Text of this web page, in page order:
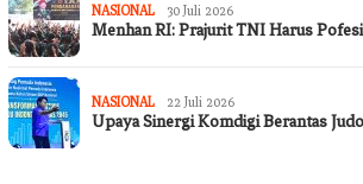
NASIONAL 30 Juli 2026
Menhan RI: Prajurit TNI Harus
NASIONAL 22 Juli 2026
Upaya Sinergi Komdigi Berantas